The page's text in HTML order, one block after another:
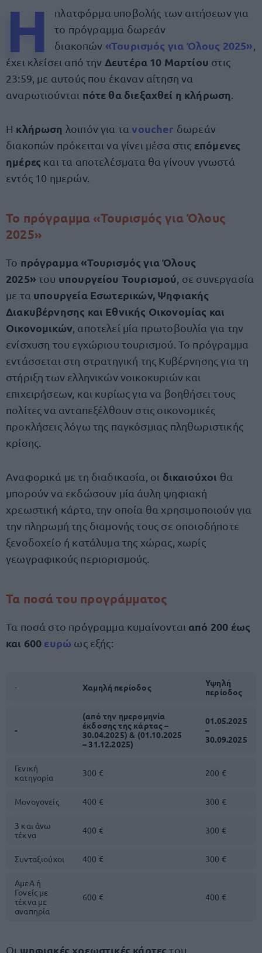
Η
πλατφόρμα υποβολής των αιτήσεων για
το πρόγραμμα δωρεάν
διακοπών «Τουρισμός για Όλους 2025»
έχει κλείσει από την Δευτέρα 10 Μαρτίου στις
23:59, με αυτούς που έκαναν αίτηση να
αναρωτιούνται πότε θα διεξαχθεί η κλήρωση
Η κλήρωση λοιπόν για ταvoucher δωρεάν
διακοπών πρόκειται να γίνει μέσα στις επόμενες
ημέρες και τα αποτελέσματα θα γίνουν γνωστά
εντός 10 ημερών.
Το πρόγραμμα «Τουρισμός για Όλους
2025»
Το πρόγραμμα «Τουρισμός για Όλους
2025» του υπουργείου Τουρισμού , σε συνεργασία
με τα υπουργεία Εσωτερικών, Ψηφιακής
Διακυβέρνησης και Εθνικής Οικονομίας και
Οικονομικών, αποτελεί μία πρωτοβουλία για την
ενίσχυση του εγχώριου τουρισμού. Το πρόγραμμα
εντάσσεται στη στρατηγική της Κυβέρνησης για τη
στήριξη των ελληνικών νοικοκυριών και
επιχειρήσεων, και κυρίως για να βοηθήσει τους
πολίτες να ανταπεξέλθουν στις οικονομικές
προκλήσεις λόγω της παγκόσμιας πληθωριστικής
κρίσης.
Αναφορικά με τη διαδικασία, οι δικαιούχοι θα
μπορούν να εκδώσουν μία άυλη ψηφιακή
χρεωστική κάρτα, την οποία θα χρησιμοποιούν για
την πληρωμή της διαμονής τους σε οποιοδήποτε
ξενοδοχείο ή κατάλυμα της χώρας, χωρίς
γεωγραφικούς περιορισμούς.
Τα ποσά του προγράμματος
Τα ποσά στο πρόγραμμα κυμαίνονται από 200 έως
και 600 ευρώ ως εξής:
- Χαμηλή περίοδος
Υψηλή
περίοδος
-
(από την ημερομηνία
έκδοσης της κάρτας –
30.04.2025) & (01.10.2025
– 31.12.2025)
01.05.2025
–
30.09.2025
Γενική
κατηγορία
300 € 200 €
Μονογονείς 400 € 300 €
3 και άνω
τέκνα
400 € 300 €
Συνταξιούχοι 400 € 300 €
ΑμεΑ ή
Γονείς με
τέκνα με
αναπηρία
600 € 400 €
Οι ψηφιακές χρεωστικές κάρτες του